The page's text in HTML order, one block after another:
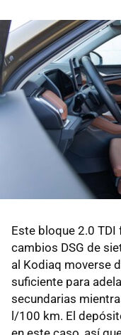
Este bloque 2.0
cambios DSG de
al Kodiaq moverse
suficiente para
secundarias
l/100 km. El